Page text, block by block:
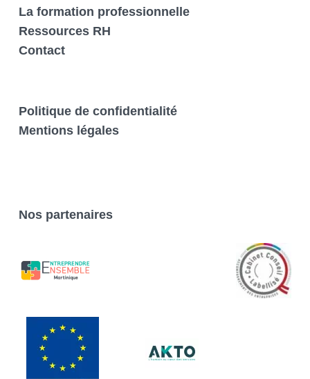
La formation professionnelle
Ressources RH
Contact
Politique de confidentialité
Mentions légales
Nos partenaires